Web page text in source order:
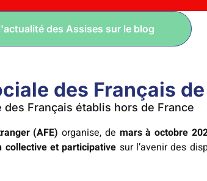
des Assises sur le blog
des Français
Français établis hors de France
(AFE) organise, de mars à octobre
collective et participative sur l’avenir des